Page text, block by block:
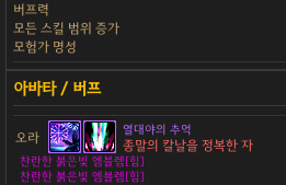
버프력
모든 스킬 범위 증가
모험가 명성
오라 열대야의 추억
종말의 칼날을 정복한 자
찬란한 붉은빛 엠블렘[힘]
찬란한 붉은빛 엠블렘[힘]